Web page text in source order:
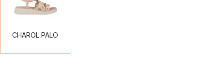
CHAROL PALO